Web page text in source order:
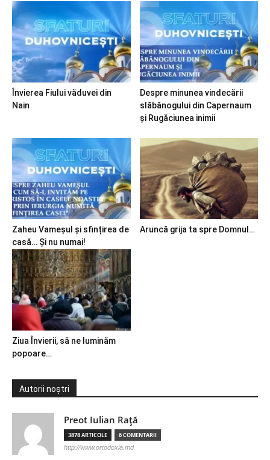
Învierea Fiului văduvei din
Nain
Despre minunea vindecării
slăbănogului din Capernaum
și Rugăciunea inimii
Zaheu Vameșul și sfințirea de
casă… Și nu numai!
Aruncă grija ta spre Domnul…
Ziua Învierii, să ne luminăm
popoare…
Autorii noștri
Preot Iulian Raţă
3878 ARTICOLE 6 COMENTARII
http://www.ortodoxia.md